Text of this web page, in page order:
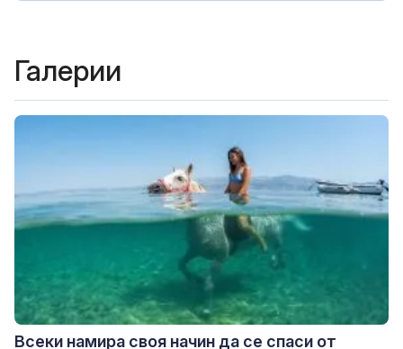
Галерии
Всеки намира своя начин да се спаси от